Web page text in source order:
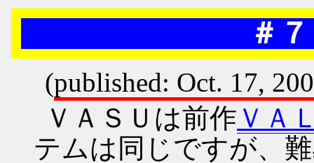
＃
(published: Oct. 17,
ＶＡＳＵは前作 ＶＡ
テムは同じですが、